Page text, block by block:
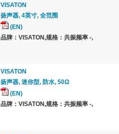
VISATON
扬声器, 4英寸, 全范围
(EN)
品牌：VISATON,规格：共振频率 -,
VISATON
扬声器, 迷你型, 防水, 50Ω
(EN)
品牌：VISATON,规格：共振频率 -,